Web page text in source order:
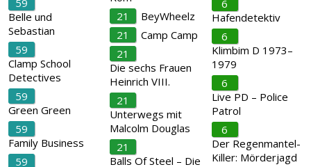
59
Belle und
Sebastian
59
Clamp School
Detectives
59
Green Green
59
Family Business
59
21
BeyWheelz
21
Camp Camp
21
Die sechs Frauen
Heinrich VIII.
21
Unterwegs mit
Malcolm Douglas
21
Balls Of Steel – Die
6
Hafendetektiv
6
Klimbim D 1973–
1979
6
Live PD – Police
Patrol
6
Der Regenmantel-
Killer: Mörderjagd